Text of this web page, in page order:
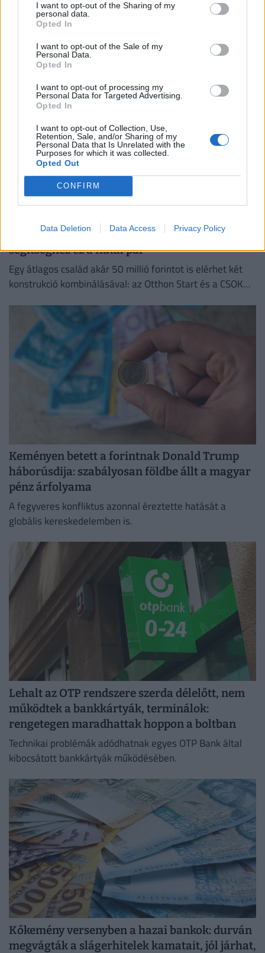
I want to opt-out of the Sharing of my
personal data.
Opted In
I want to opt-out of the Sale of my
Personal Data.
Opted In
I want to opt-out of processing my
Personal Data for Targeted Advertising.
Opted In
I want to opt-out of Collection, Use,
Retention, Sale, and/or Sharing of my
Personal Data that Is Unrelated with the
Purposes for which it was collected.
Opted Out
CONFIRM
Data Deletion Data Access Privacy Policy
események után
Az olaj drágulása felerősítette a tartós inflációval és a
monetáris szigorítással kapcsolatos aggodalmakat.
Magyarországon: így jutott 50 milliós
segítséghez ez a fiatal pár
Egy átlagos család akár 50 millió forintot is elérhet két
konstrukció kombinálásával: az Otthon Start és a CSOK
Keményen betett a forintnak Donald Trump
háborúsdija: szabályosan földbe állt a magyar
pénz árfolyama
A fegyveres konfliktus azonnal éreztette hatását a
globális kereskedelemben is.
Lehalt az OTP rendszere szerda délelőtt, nem
működtek a bankkártyák, terminálok:
rengetegen maradhattak hoppon a boltban
Technikai problémák adódhatnak egyes OTP Bank által
kibocsátott bankkártyák működésében.
Kőkemény versenyben a hazai bankok: durván
megvágták a slágerhitelek kamatait, jól járhat,